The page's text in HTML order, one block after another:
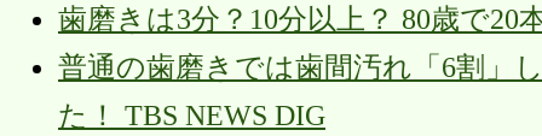
歯磨きは3分？10分以上？ 80歳で20
普通の歯磨きでは歯間汚れ「6割」
た！ TBS NEWS DIG